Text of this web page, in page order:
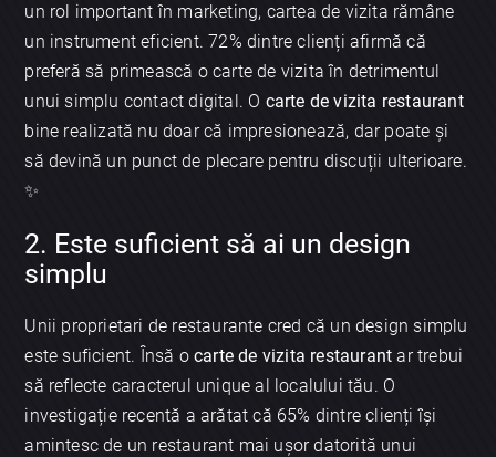
un rol important în marketing, cartea de vizita rămâne
un instrument eficient. 72% dintre clienți afirmă că
preferă să primească o carte de vizita în detrimentul
unui simplu contact digital. O carte de vizita restaurant
bine realizată nu doar că impresionează, dar poate și
să devină un punct de plecare pentru discuții ulterioare.
✨
2. Este suficient să ai un design
simplu
Unii proprietari de restaurante cred că un design simplu
este suficient. Însă ocarte de vizita restaurant ar trebui
să reflecte caracterul unique al localului tău. O
investigație recentă a arătat că 65% dintre clienți își
amintesc de un restaurant mai ușor datorită unui